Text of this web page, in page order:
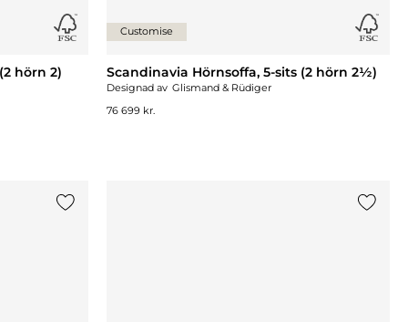
hörn 2)
Customise
Scandinavia Hörnsoffa, 5-sits (2 hörn 2½)
Designad av Glismand & Rüdiger
76 699 kr.